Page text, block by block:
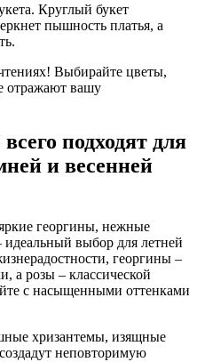
Круглый букет
пышность платья, а
Выбирайте цветы,
отражают вашу
подходят для
и весенней
георгины, нежные
выбор для летней
георгины –
а розы – классической
с насыщенными оттенками
хризантемы, изящные
неповторимую